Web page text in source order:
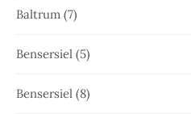
Baltrum (7)
Bensersiel (5)
Bensersiel (8)